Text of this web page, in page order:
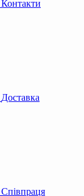
Контакти
Доставка
Співпраця